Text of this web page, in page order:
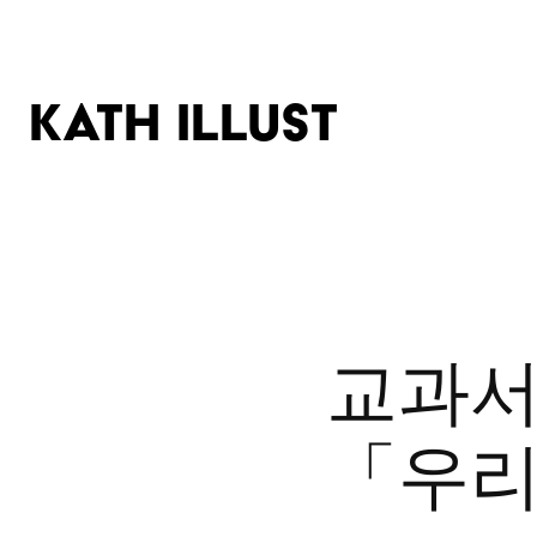
KATH ILLUST
교과
「우